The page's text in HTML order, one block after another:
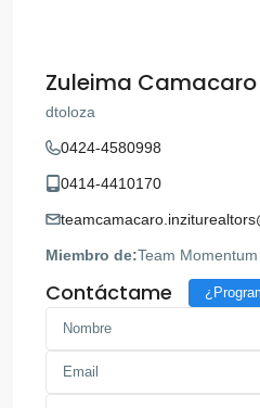
Zuleima
dtoloza
0424-4580998
0414-4410170
Miembro de:Team Momentum
Contáctame